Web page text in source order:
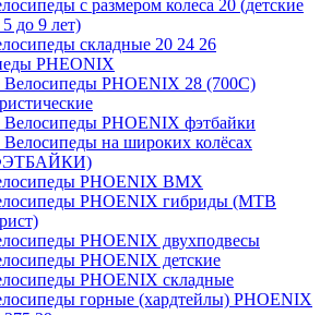
с размером колеса 20 (детские
5 до 9 лет)
складные 20 24 26
PHEONIX
Велосипеды PHOENIX 28 (700С)
Велосипеды PHOENIX фэтбайки
Велосипеды на широких колёсах
PHOENIX BMX
PHOENIX гибриды (MTB
PHOENIX двухподвесы
PHOENIX детские
PHOENIX складные
горные (хардтейлы) PHOENIX